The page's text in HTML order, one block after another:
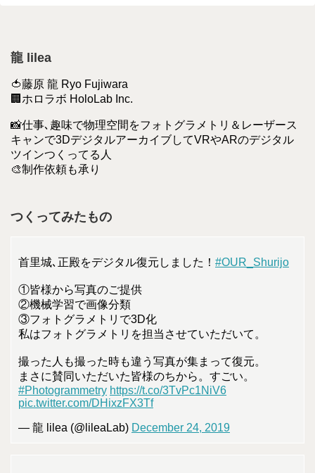
龍 lilea
🍅藤原 龍 Ryo Fujiwara
🏢ホロラボ HoloLab Inc.
📸仕事､趣味で物理空間をフォトグラメトリ＆レーザース
キャンで3DデジタルアーカイブしてVRやARのデジタル
ツインつくってる人
🎨制作依頼も承り
つくってみたもの
首里城､正殿をデジタル復元しました！ #OUR_Shurijo
①皆様から写真のご提供
②機械学習で画像分類
③フォトグラメトリで3D化
私はフォトグラメトリを担当させていただいて。
撮った人も撮った時も違う写真が集まって復元。
まさに賛同いただいた皆様のちから。すごい。
#Photogrammetry https://t.co/3TvPc1NiV6
pic.twitter.com/DHixzFX3Tf
— 龍 lilea (@lileaLab) December 24, 2019